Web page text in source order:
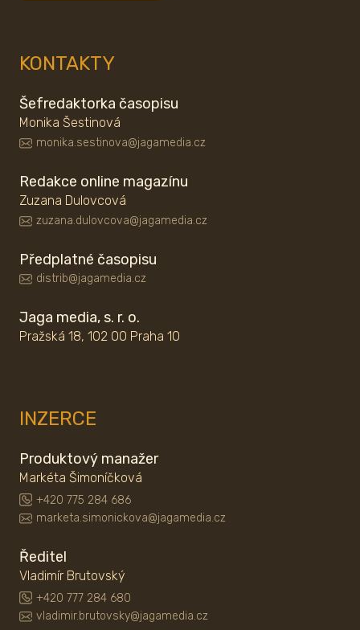
KONTAKTY
Šefredaktorka časopisu
Monika Šestinová
monika.sestinova@jagamedia.cz
Redakce online magazínu
Zuzana Dulovcová
zuzana.dulovcova@jagamedia.cz
Předplatné časopisu
distrib@jagamedia.cz
Jaga media, s. r. o.
Pražská 18, 102 00 Praha 10
INZERCE
Produktový manažer
Markéta Šimoníčková
+420 775 284 686
marketa.simonickova@jagamedia.cz
Ředitel
Vladimír Brutovský
+420 777 284 680
vladimir.brutovsky@jagamedia.cz